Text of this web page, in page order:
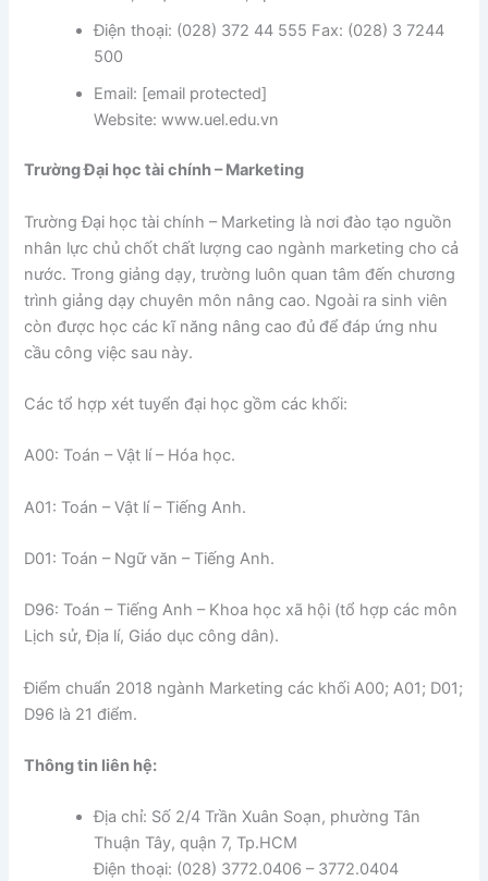
Điện thoại: (028) 372 44 555 Fax: (028) 3 7244
500
Email: [email protected]
Website: www.uel.edu.vn
Trường Đại học tài chính – Marketing
Trường Đại học tài chính – Marketing là nơi đào tạo nguồn
nhân lực chủ chốt chất lượng cao ngành marketing cho cả
nước. Trong giảng dạy, trường luôn quan tâm đến chương
trình giảng dạy chuyên môn nâng cao. Ngoài ra sinh viên
còn được học các kĩ năng nâng cao đủ để đáp ứng nhu
cầu công việc sau này.
Các tổ hợp xét tuyển đại học gồm các khối:
A00: Toán – Vật lí – Hóa học.
A01: Toán – Vật lí – Tiếng Anh.
D01: Toán – Ngữ văn – Tiếng Anh.
D96: Toán – Tiếng Anh – Khoa học xã hội (tổ hợp các môn
Lịch sử, Địa lí, Giáo dục công dân).
Điểm chuẩn 2018 ngành Marketing các khối A00; A01; D01;
D96 là 21 điểm.
Thông tin liên hệ:
Địa chỉ: Số 2/4 Trần Xuân Soạn, phường Tân
Thuận Tây, quận 7, Tp.HCM
Điện thoại: (028) 3772.0406 – 3772.0404